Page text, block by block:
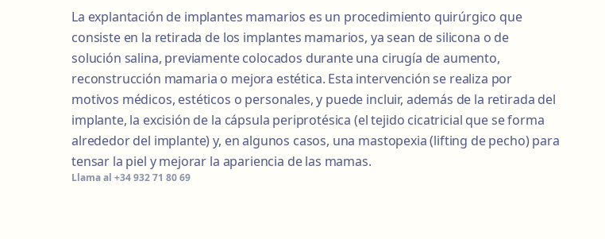
La explantación de implantes mamarios es un procedimiento quirúrgico que
consiste en la retirada de los implantes mamarios, ya sean de silicona o de
solución salina, previamente colocados durante una cirugía de aumento,
reconstrucción mamaria o mejora estética. Esta intervención se realiza por
motivos médicos, estéticos o personales, y puede incluir, además de la retirada del
implante, la excisión de la cápsula periprotésica (el tejido cicatricial que se forma
alrededor del implante) y, en algunos casos, una mastopexia (lifting de pecho) para
tensar la piel y mejorar la apariencia de las mamas.
Llama al +34 932 71 80 69